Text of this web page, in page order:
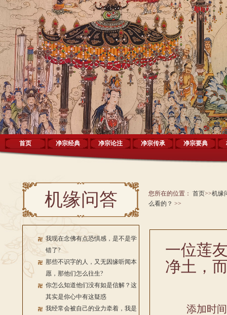
首页 净宗经典 净宗论注 净宗传承 净宗要典
机缘问答
我现在念佛有点恐惧感，是不是学
错了?
那些不识字的人，又无因缘听闻本
愿，那他们怎么往生?
你怎么知道他们没有如是信解？这
其实是你心中有这疑惑
我经常会被自己的业力牵着，我是
您所在的位置： 首页>>机缘
么看的？ >>
一位莲
净土，
添加时